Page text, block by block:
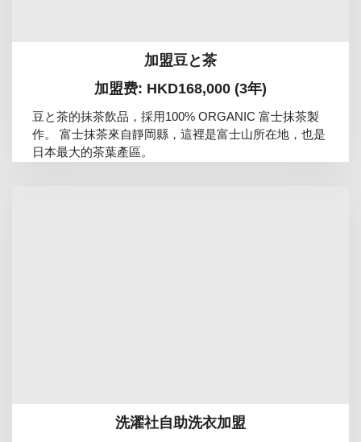
加盟豆と茶
加盟费: HKD168,000 (3年)
豆と茶的抹茶飲品，採用100% ORGANIC 富士抹茶製
作。 富士抹茶來自靜岡縣，這裡是富士山所在地，也是
日本最大的茶葉產區。
洗濯社自助洗衣加盟